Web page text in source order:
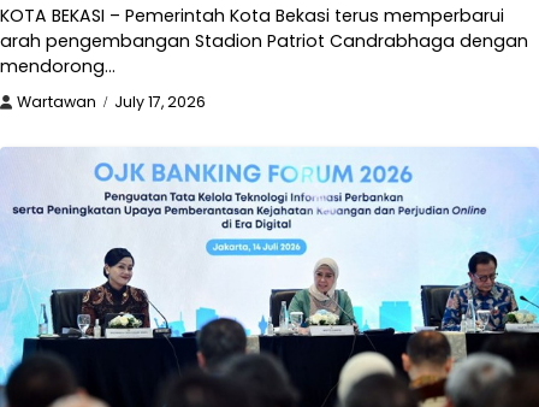
KOTA BEKASI – Pemerintah Kota Bekasi terus memperbarui
arah pengembangan Stadion Patriot Candrabhaga dengan
mendorong…
Wartawan July 17, 2026